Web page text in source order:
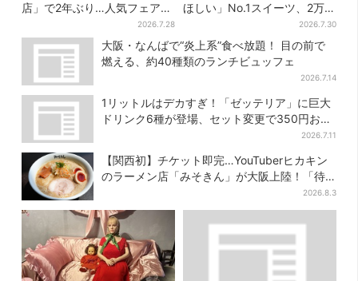
店」で2年ぶり…人気フェアが
復活！“ハワイ旅行が当た
る”キャンペーンも
2026.7.28
ほしい」No.1スイーツ、2万
3865票から選ばれた名作を限
定販売
2026.7.30
大阪・なんばで“炎上系”食べ放題！ 目の前で
燃える、約40種類のランチビュッフェ
2026.7.14
1リットルはデカすぎ！「ゼッテリア」に巨大
ドリンク6種が登場、セット変更で350円お得
2026.7.11
【関西初】チケット即完…YouTuberヒカキン
のラーメン店「みそきん」が大阪上陸！「待
2026.8.3